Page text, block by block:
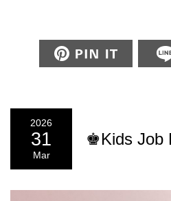
2026
31
Mar
♚Kids